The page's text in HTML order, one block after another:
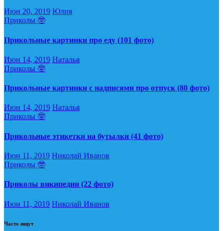
Июн 20, 2019 Юлия
Приколы 🤓
Прикольные картинки про еду (101 фото)
Июн 14, 2019 Наталья
Приколы 🤓
Прикольные картинки с надписями про отпуск (80 фото)
Июн 14, 2019 Наталья
Приколы 🤓
Прикольные этикетки на бутылки (41 фото)
Июн 11, 2019 Николай Иванов
Приколы 🤓
Приколы википедии (22 фото)
Июн 11, 2019 Николай Иванов
Часто ищут